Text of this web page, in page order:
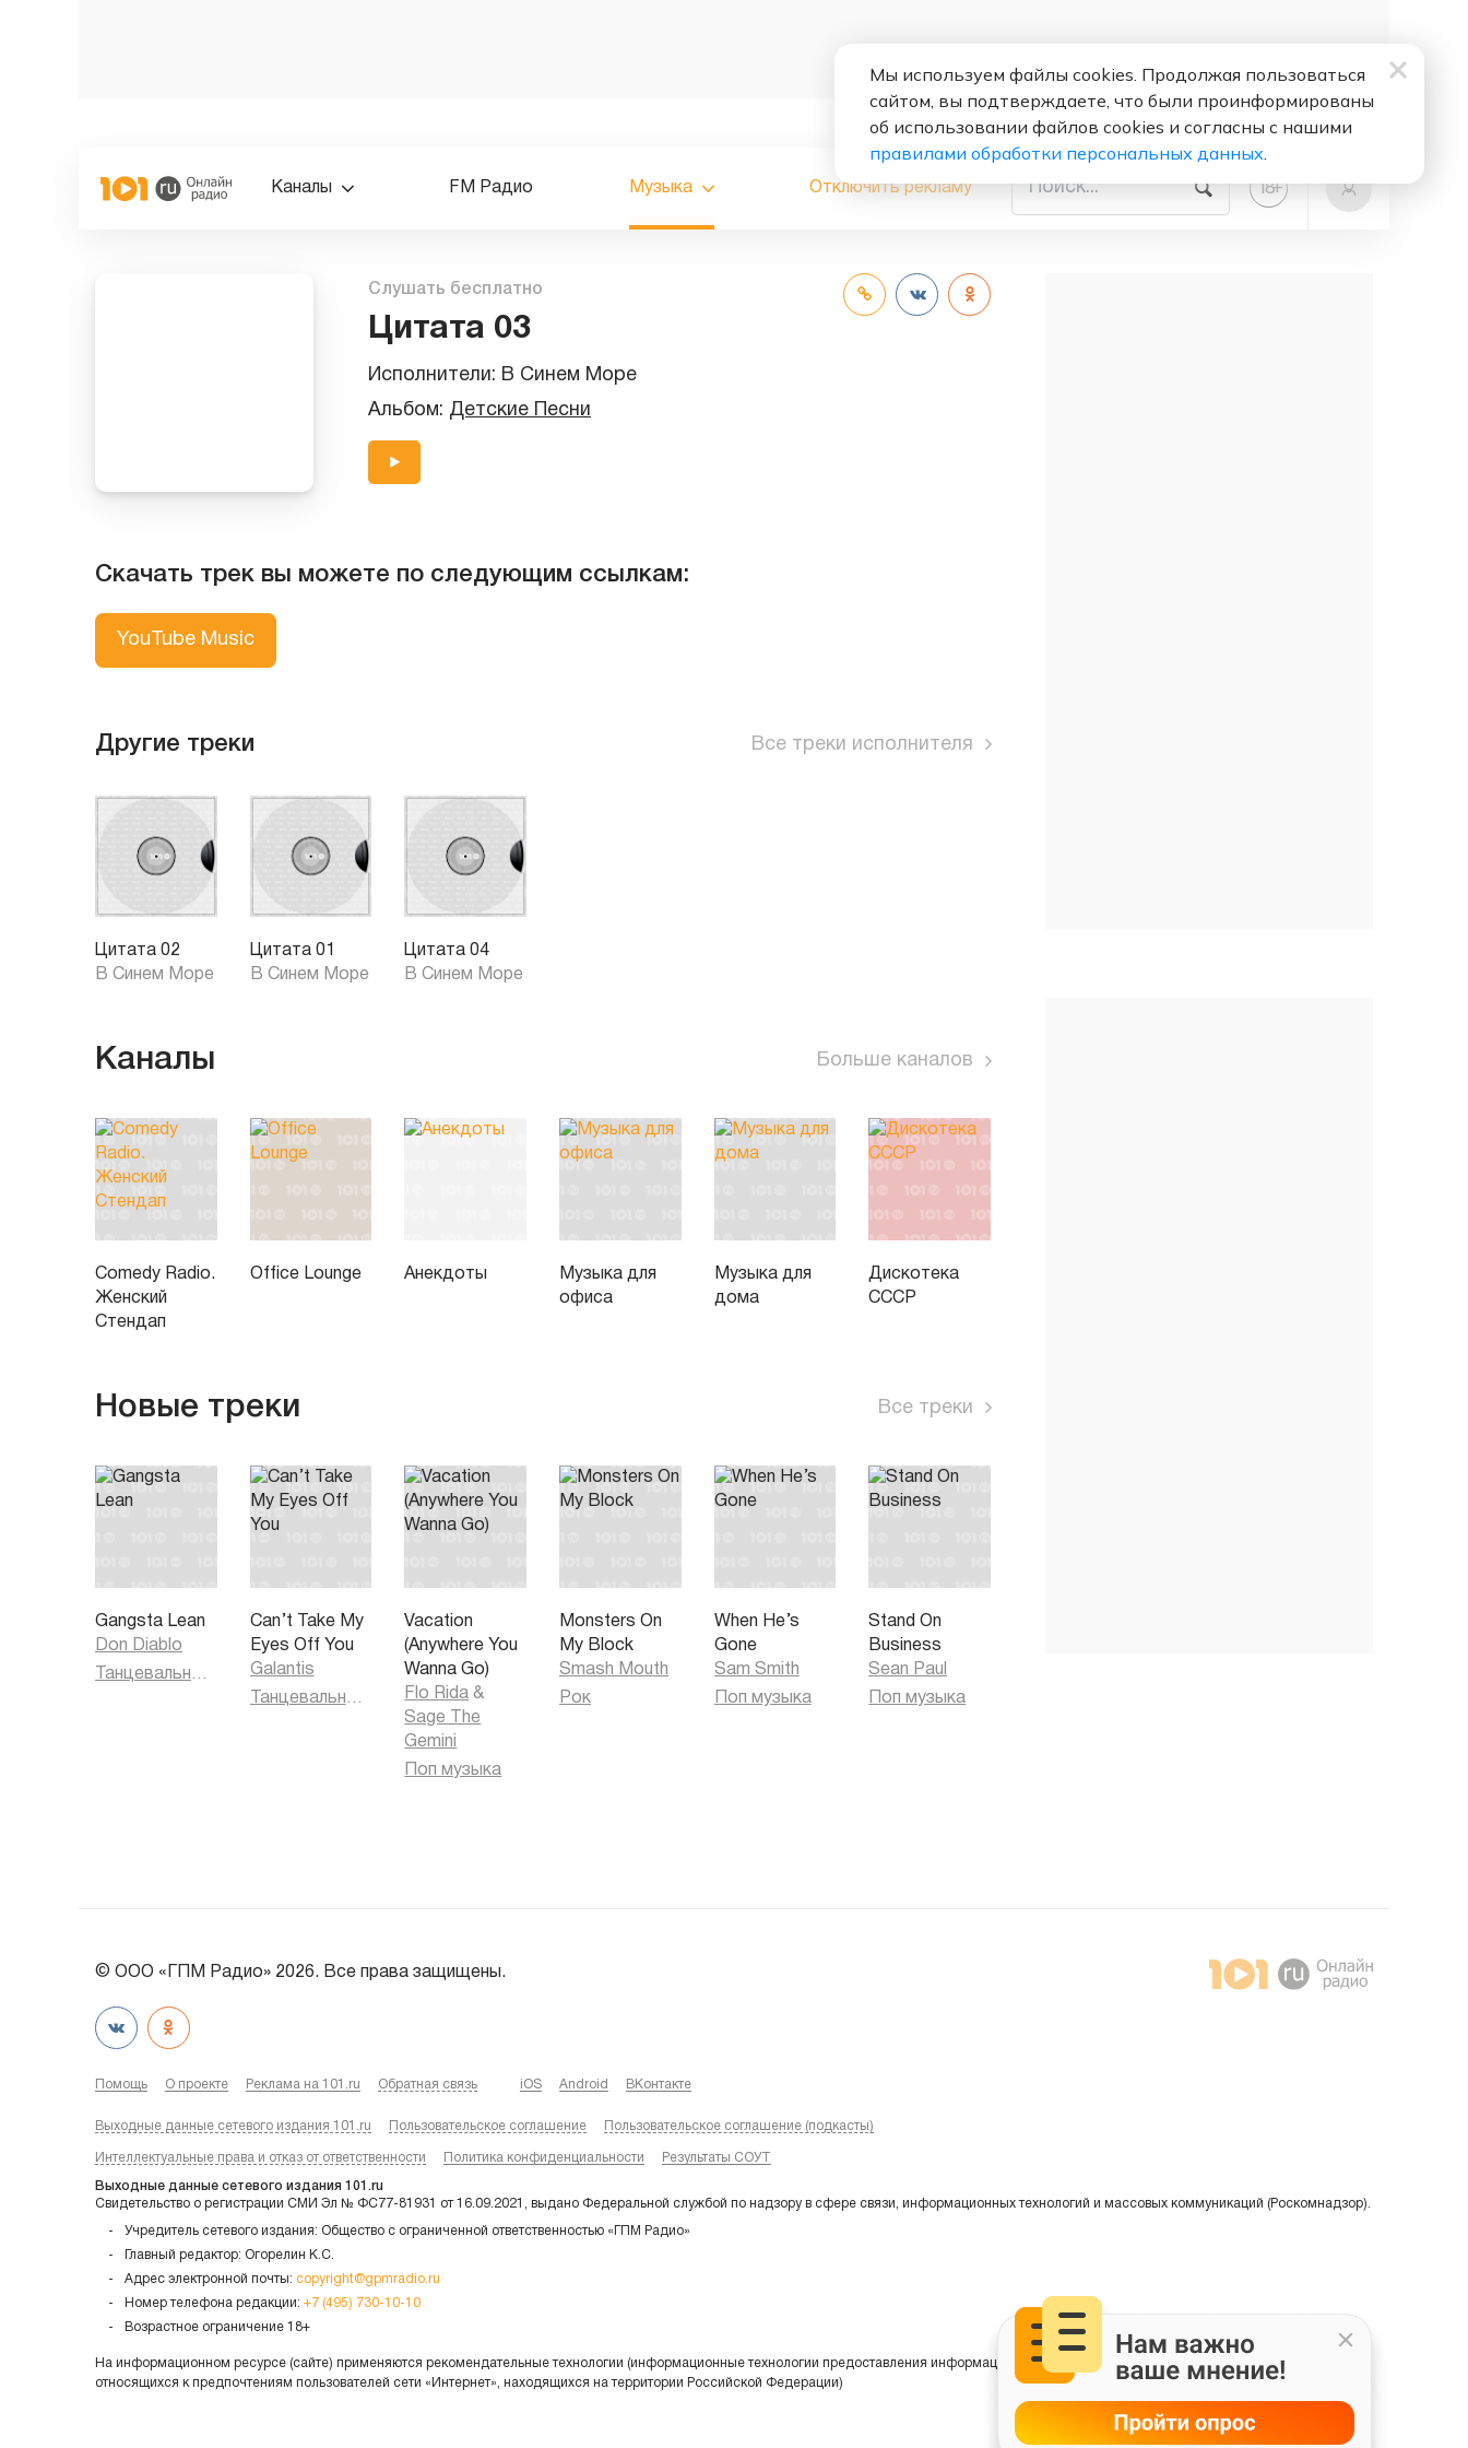
Каналы FM Радио Музыка Отключить рекламу 18+
Слушать бесплатно
Цитата 03
Исполнители: В Синем Море
Альбом: Детские Песни
Скачать трек вы можете по следующим ссылкам:
YouTube Music
Другие треки Все треки исполнителя
Цитата 02
В Синем Море
Цитата 01
В Синем Море
Цитата 04
В Синем Море
Каналы Больше каналов
Comedy Radio.
Женский
Стендап
Office Lounge Анекдоты
Музыка для
офиса
Музыка для
дома
Дискотека
СССР
Новые треки Все треки
Gangsta Lean
Don Diablo
Танцевальная музыка
Can’t Take My
Eyes Off You
Galantis
Танцевальная музыка
Vacation
(Anywhere You
Wanna Go)
Flo Rida &
Sage The
Gemini
Поп музыка
Monsters On
My Block
Smash Mouth
Рок
When He’s
Gone
Sam Smith
Поп музыка
Stand On
Business
Sean Paul
Поп музыка
© ООО «ГПМ Радио» 2026. Все права защищены.
Помощь О проекте Реклама на 101.ru Обратная связь iOS Android ВКонтакте
Выходные данные сетевого издания 101.ru Пользовательское соглашение Пользовательское соглашение (подкасты)
Интеллектуальные права и отказ от ответственности Политика конфиденциальности Результаты СОУТ
Выходные данные сетевого издания 101.ru
Свидетельство о регистрации СМИ Эл № ФС77-81931 от 16.09.2021, выдано Федеральной службой по надзору в сфере связи, информационных технологий и массовых коммуникаций (Роскомнадзор).
Учредитель сетевого издания: Общество с ограниченной ответственностью «ГПМ Радио»
Главный редактор: Огорелин К.С.
Адрес электронной почты: copyright@gpmradio.ru
Номер телефона редакции: +7 (495) 730-10-10
Возрастное ограничение 18+
На информационном ресурсе (сайте) применяются рекомендательные технологии (информационные технологии предоставления информации на основе сбора, систематизации и анализа сведений,
относящихся к предпочтениям пользователей сети «Интернет», находящихся на территории Российской Федерации)
Мы используем файлы cookies. Продолжая пользоваться
сайтом, вы подтверждаете, что были проинформированы
об использовании файлов cookies и согласны с нашими
правилами обработки персональных данных.